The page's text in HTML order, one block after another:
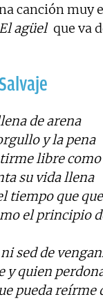
canción muy
El agüel que va
de arena
y la pena
libre
su vida llena
tiempo que
el principio
sed de
y quien
pueda reírme